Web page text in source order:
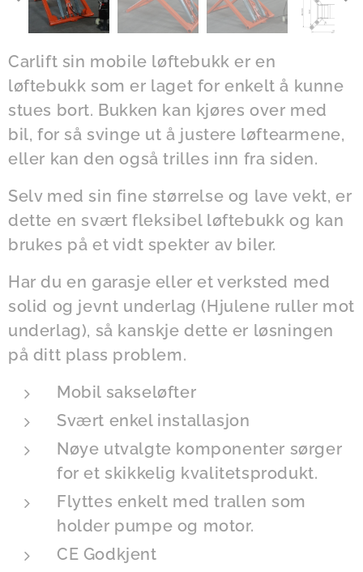
Carlift sin mobile løftebukk er en
løftebukk som er laget for enkelt å kunne
stues bort. Bukken kan kjøres over med
bil, for så svinge ut å justere løftearmene,
eller kan den også trilles inn fra siden.
Selv med sin fine størrelse og lave vekt, er
dette en svært fleksibel løftebukk og kan
brukes på et vidt spekter av biler.
Har du en garasje eller et verksted med
solid og jevnt underlag (Hjulene ruller mot
underlag), så kanskje dette er løsningen
på ditt plass problem.
Mobil sakseløfter
Svært enkel installasjon
Nøye utvalgte komponenter sørger
for et skikkelig kvalitetsprodukt.
Flyttes enkelt med trallen som
holder pumpe og motor.
CE Godkjent